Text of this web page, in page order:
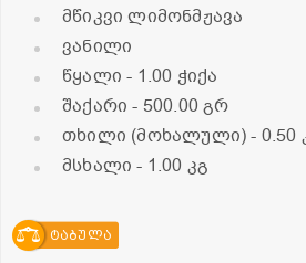
მწიკვი ლიმონმჟავა
ვანილი
წყალი- 1.00 ჭიქა
შაქარი- 500.00 გრ
თხილი (მოხალული)- 0.50
მსხალი- 1.00 კგ
ტაბულა